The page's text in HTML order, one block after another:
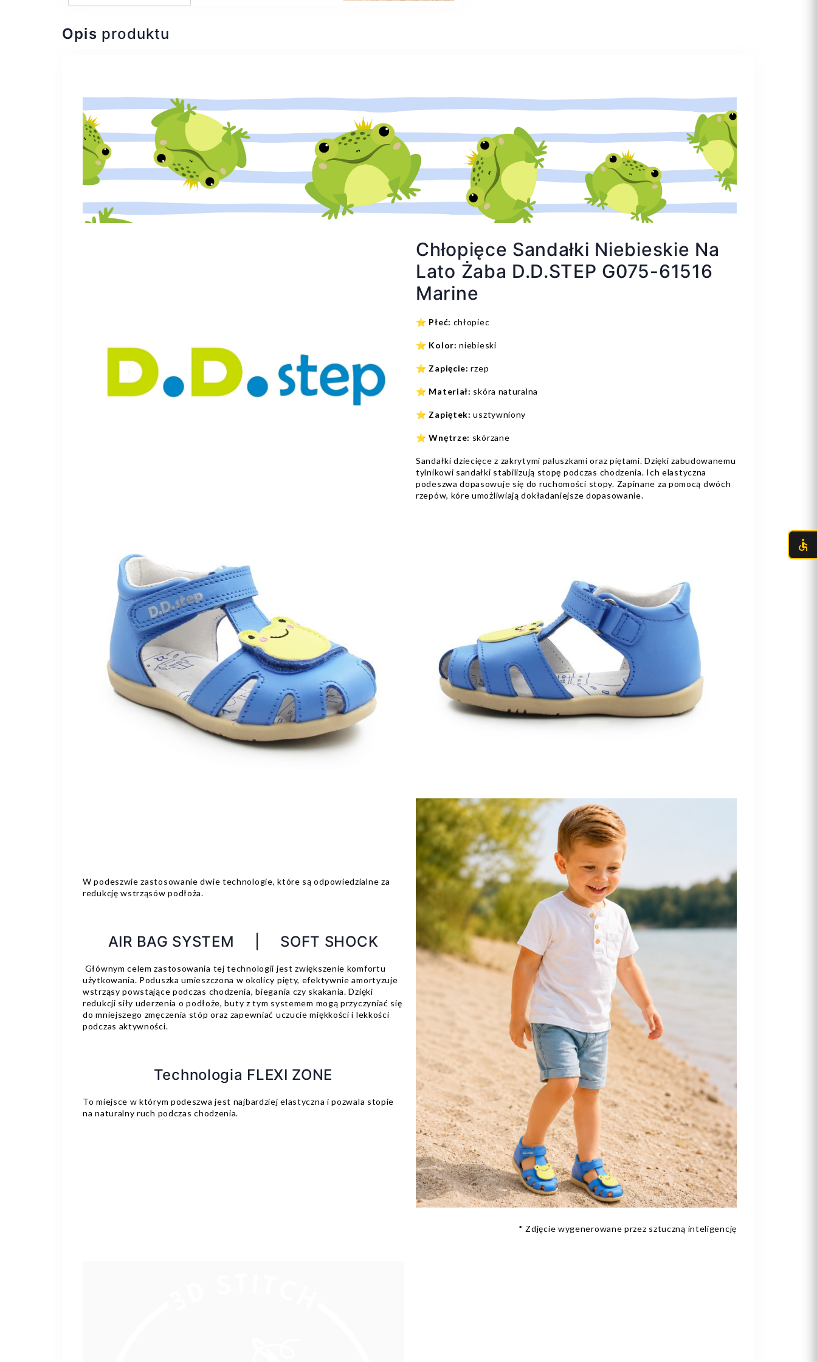
Opis produktu
Chłopięce Sandałki Niebieskie Na
Lato Żaba D.D.STEP G075-61516
Marine
⭐ Płeć: chłopiec
⭐ Kolor: niebieski
⭐ Zapięcie:rzep
⭐ Materiał: skóra naturalna
⭐ Zapiętek: usztywniony
⭐ Wnętrze: skórzane
Sandałki dziecięce z zakrytymi paluszkami oraz piętami. Dzięki zabudowanemu
tylnikowi sandałki stabilizują stopę podczas chodzenia. Ich elastyczna
podeszwa dopasowuje się do ruchomości stopy. Zapinane za pomocą dwóch
rzepów, kóre umożliwiają dokładaniejsze dopasowanie.
W podeszwie zastosowanie dwie technologie, które są odpowiedzialne za
redukcję wstrząsów podłoża.
AIR BAG SYSTEM | SOFT SHOCK
Głównym celem zastosowania tej technologii jest zwiększenie komfortu
użytkowania. Poduszka umieszczona w okolicy pięty, efektywnie amortyzuje
wstrząsy powstające podczas chodzenia, biegania czy skakania. Dzięki
redukcji siły uderzenia o podłoże, buty z tym systemem mogą przyczyniać się
do mniejszego zmęczenia stóp oraz zapewniać uczucie miękkości i lekkości
podczas aktywności.
Technologia FLEXI ZONE
To miejsce w którym podeszwa jest najbardziej elastyczna i pozwala stopie
na naturalny ruch podczas chodzenia.
* Zdjęcie wygenerowane przez sztuczną inteligencję